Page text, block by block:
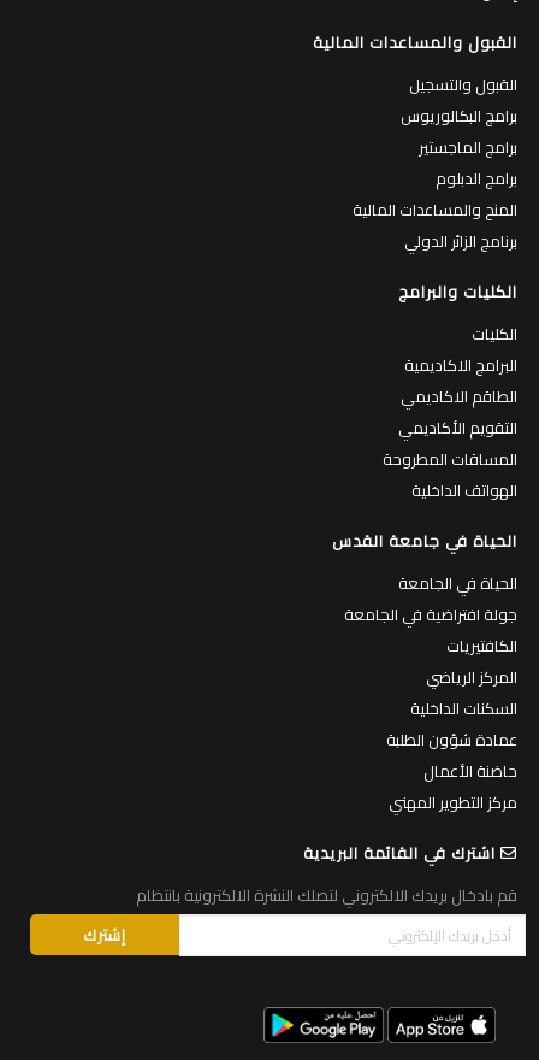
القبول والمساعدات المالية
القبول والتسجيل
برامج البكالوريوس
برامج الماجستير
برامج الدبلوم
المنح والمساعدات المالية
برنامج الزائر الدولي
الكليات والبرامج
الكليات
البرامج الاكاديمية
الطاقم الاكاديمي
التقويم الأكاديمي
المساقات المطروحة
الهواتف الداخلية
الحياة في جامعة القدس
الحياة في الجامعة
جولة افتراضية في الجامعة
الكافتيريات
المركز الرياضي
السكنات الداخلية
عمادة شؤون الطلبة
حاضنة الأعمال
مركز التطوير المهني
اشترك في القائمة البريدية
قم بادخال بريدك الالكتروني لتصلك النشرة الالكترونية بانتظام